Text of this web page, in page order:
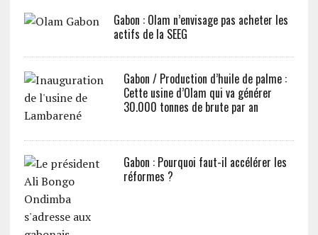
Gabon : Olam n’envisage pas acheter les
actifs de la SEEG
Gabon / Production d’huile de palme :
Cette usine d’Olam qui va générer
30.000 tonnes de brute par an
Gabon : Pourquoi faut-il accélérer les
réformes ?